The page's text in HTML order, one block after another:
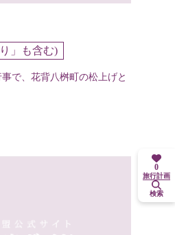
」も含む)
で、花背八桝町の松上げと
0
旅行計画
検索